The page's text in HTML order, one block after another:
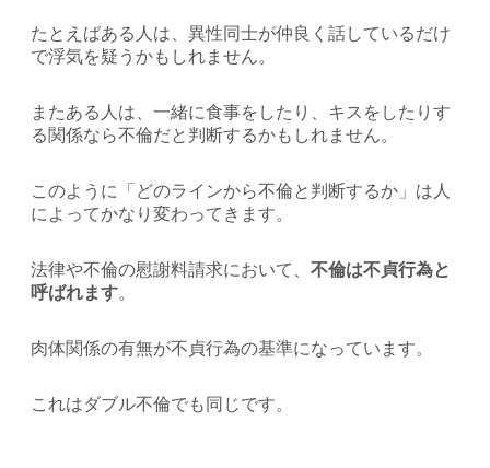
たとえばある人は、異性同士が仲良く話しているだけ
で浮気を疑うかもしれません。
またある人は、一緒に食事をしたり、キスをしたりす
る関係なら不倫だと判断するかもしれません。
このように「どのラインから不倫と判断するか」は人
によってかなり変わってきます。
法律や不倫の慰謝料請求において、 不倫は不貞行為と
呼ばれます。
肉体関係の有無が不貞行為の基準になっています。
これはダブル不倫でも同じです。